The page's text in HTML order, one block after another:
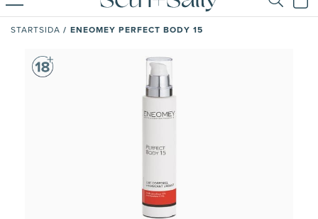
STARTSIDA / ENEOMEY PERFECT BODY 15